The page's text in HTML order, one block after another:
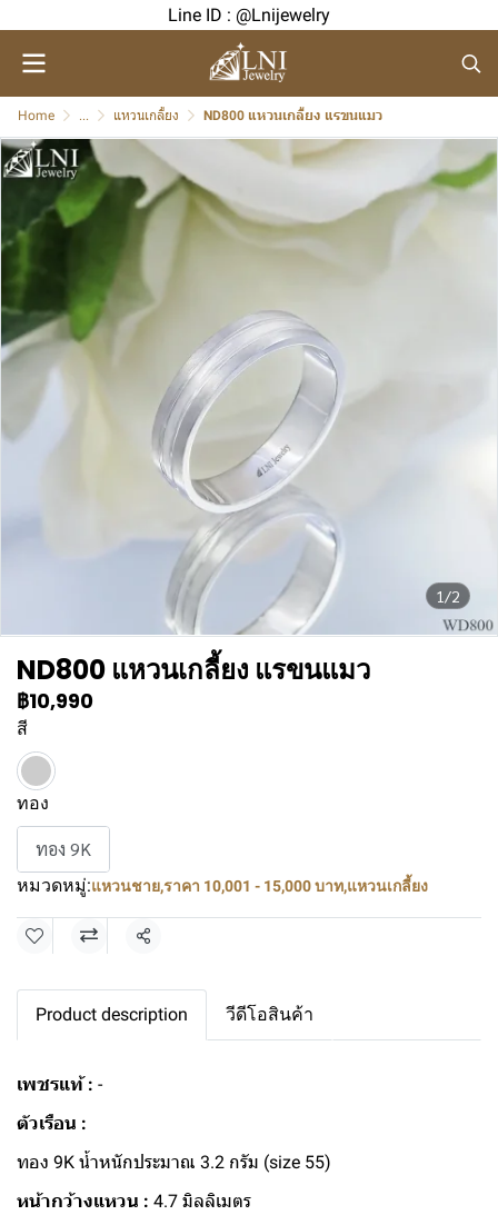
Line ID : @Lnijewelry
Home ... แหวนเกลี้ยง ND800 แหวนเกลี้ยง แรขนแมว
1/2
ND800 แหวนเกลี้ยง แรขนแมว
฿10,990
สี
ทอง
ทอง 9K
หมวดหมู่:แหวนชาย,ราคา 10,001 - 15,000 บาท,แหวนเกลี้ยง
แชร์
Product description วีดีโอสินค้า
เพชรแท้ : -
ตัวเรือน :
ทอง 9K น้ำหนักประมาณ 3.2 กรัม (size 55)
หน้ากว้างแหวน : 4.7 มิลลิเมตร